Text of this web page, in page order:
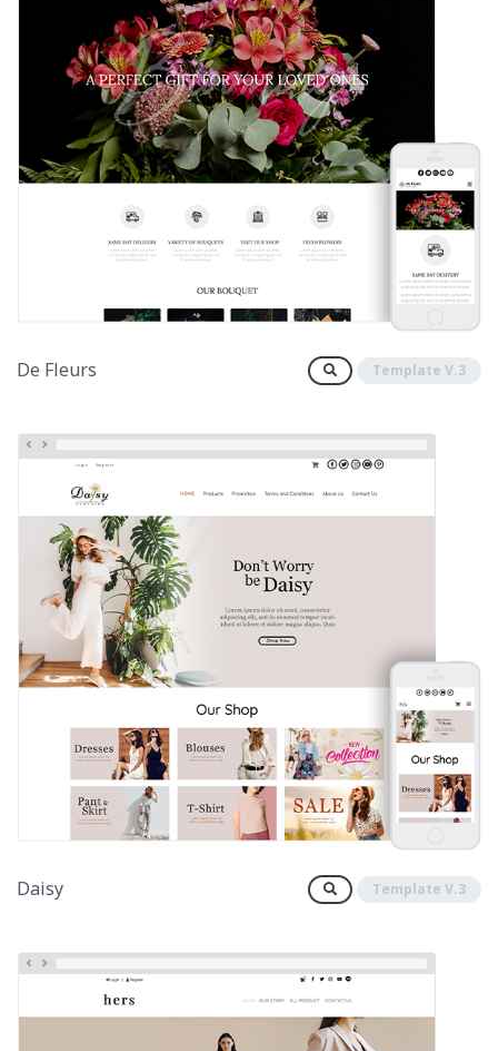
De Fleurs Template V.3
Daisy Template V.3